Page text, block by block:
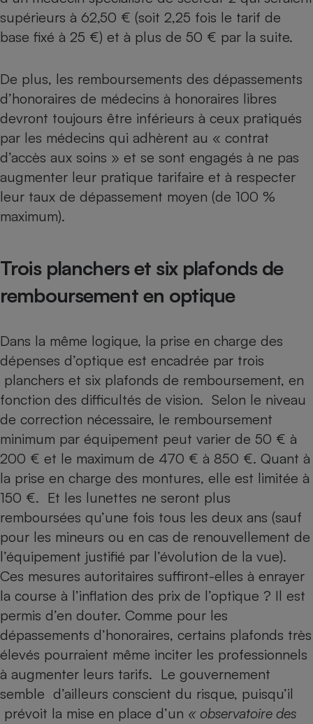
supérieurs à 62,50 € (soit 2,25 fois le tarif de
base fixé à 25 €) et à plus de 50 € par la suite.
De plus, les remboursements des dépassements
d’honoraires de médecins à honoraires libres
devront toujours être inférieurs à ceux pratiqués
par les médecins qui adhèrent au « contrat
d’accès aux soins » et se sont engagés à ne pas
augmenter leur pratique tarifaire et à respecter
leur taux de dépassement moyen (de 100 %
maximum).
Trois planchers et six plafonds de
remboursement en optique
Dans la même logique, la prise en charge des
dépenses d’optique est encadrée par trois
planchers et six plafonds de remboursement, en
fonction des difficultés de vision. Selon le niveau
de correction nécessaire, le remboursement
minimum par équipement peut varier de 50 € à
200 € et le maximum de 470 € à 850 €. Quant à
la prise en charge des montures, elle est limitée à
150 €. Et les lunettes ne seront plus
remboursées qu’une fois tous les deux ans (sauf
pour les mineurs ou en cas de renouvellement de
l’équipement justifié par l’évolution de la vue).
Ces mesures autoritaires suffiront-elles à enrayer
la course à l’inflation des prix de l’optique ? Il est
permis d’en douter. Comme pour les
dépassements d’honoraires, certains plafonds très
élevés pourraient même inciter les professionnels
à augmenter leurs tarifs. Le gouvernement
semble d’ailleurs conscient du risque, puisqu’il
prévoit la mise en place d’un « observatoire des